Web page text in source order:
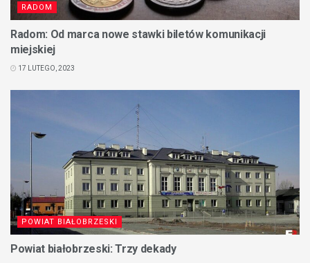
RADOM
Radom: Od marca nowe stawki biletów komunikacji
miejskiej
17 LUTEGO, 2023
POWIAT BIAŁOBRZESKI
Powiat białobrzeski: Trzy dekady